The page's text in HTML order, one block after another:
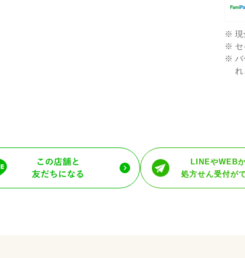
※ 現
※
※ バ
れ
LINEやWEB
処方せん受付が